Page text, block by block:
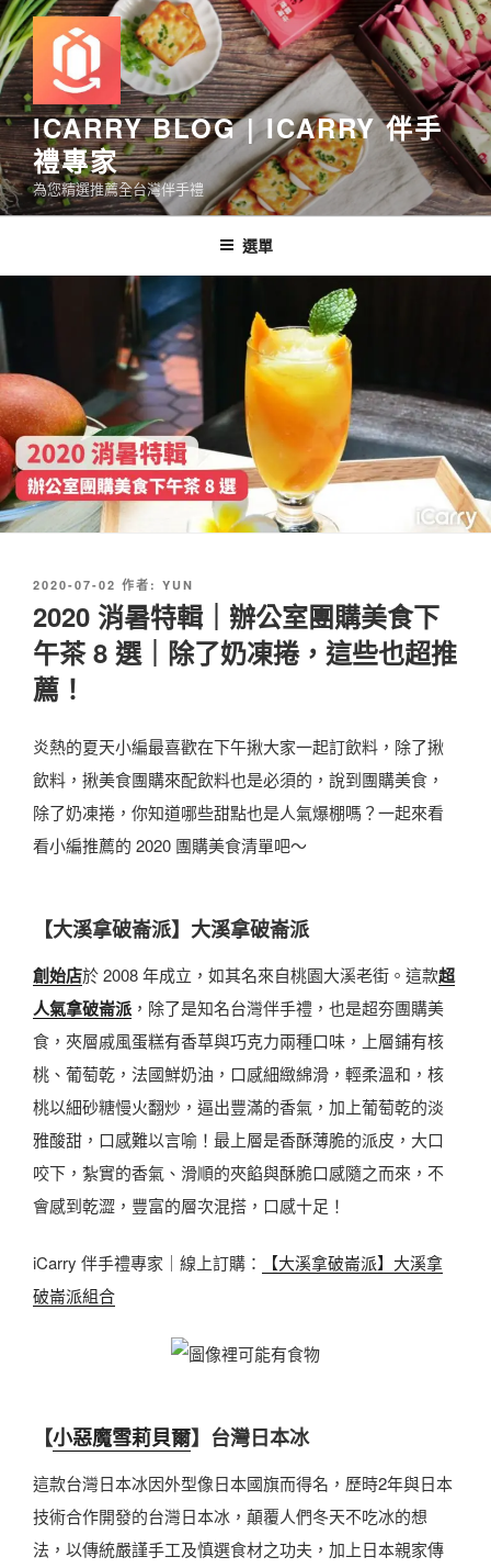
跳
至
主
要
內
容
ICARRY BLOG | ICARRY 伴手
禮專家
為您精選推薦全台灣伴手禮
選單
發
於
2020-07-02 作者: YUN
2020 消暑特輯｜辦公室團購美食下
午茶 8 選｜除了奶凍捲，這些也超推
薦！
炎熱的夏天小編最喜歡在下午揪大家一起訂飲料，除了揪
飲料，揪美食團購來配飲料也是必須的，說到團購美食，
除了奶凍捲，你知道哪些甜點也是人氣爆棚嗎？一起來看
看小編推薦的 2020 團購美食清單吧～
【大溪拿破崙派】大溪拿破崙派
創始店於 2008 年成立，如其名來自桃園大溪老街。這款超
人氣拿破崙派 ，除了是知名台灣伴手禮，也是超夯團購美
食，夾層戚風蛋糕有香草與巧克力兩種口味，上層鋪有核
桃、葡萄乾，法國鮮奶油，口感細緻綿滑，輕柔溫和，核
桃以細砂糖慢火翻炒，逼出豐滿的香氣，加上葡萄乾的淡
雅酸甜，口感難以言喻！最上層是香酥薄脆的派皮，大口
咬下，紮實的香氣、滑順的夾餡與酥脆口感隨之而來，不
會感到乾澀，豐富的層次混搭，口感十足！
iCarry 伴手禮專家｜線上訂購：
【大溪拿破崙派】大溪拿
破崙派組合
【小惡魔雪莉貝爾】台灣日本冰
這款台灣日本冰因外型像日本國旗而得名，歷時2年與日本
技術合作開發的台灣日本冰，顛覆人們冬天不吃冰的想
法，以傳統嚴謹手工及慎選食材之功夫，加上日本親家傳